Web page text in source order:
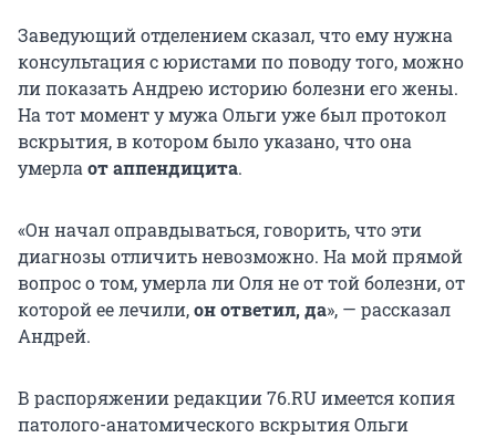
Заведующий отделением сказал, что ему нужна
консультация с юристами по поводу того, можно
ли показать Андрею историю болезни его жены.
На тот момент у мужа Ольги уже был протокол
вскрытия, в котором было указано, что она
умерлаот аппендицита.
«Он начал оправдываться, говорить, что эти
диагнозы отличить невозможно. На мой прямой
вопрос о том, умерла ли Оля не от той болезни, от
которой ее лечили,он ответил, да», — рассказал
Андрей.
В распоряжении редакции 76.RU имеется копия
патолого-анатомического вскрытия Ольги